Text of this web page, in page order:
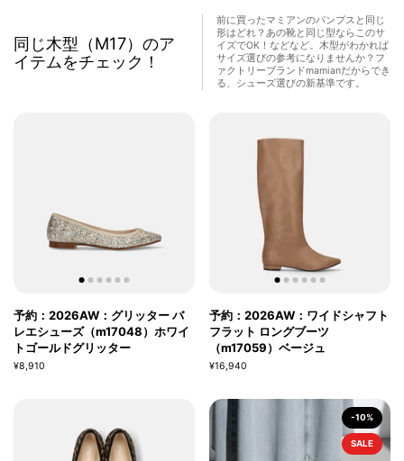
同じ木型（M17）のア
イテムをチェック！
前に買ったマミアンのパンプスと同じ
形はどれ？あの靴と同じ型ならこのサ
イズでOK！などなど。木型がわかれば
サイズ選びの参考になりませんか？フ
ァクトリーブランドmamianだからでき
る、シューズ選びの新基準です。
予約：2026AW：グリッター バ
レエシューズ（m17048）ホワイ
トゴールドグリッター
¥8,910
予約：2026AW：ワイドシャフト
フラット ロングブーツ
（m17059）ベージュ
¥16,940
-10%
SALE